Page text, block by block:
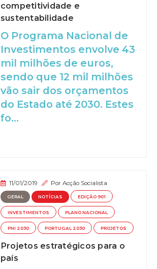
competitividade e
sustentabilidade
O Programa Nacional de
Investimentos envolve 43
mil milhões de euros,
sendo que 12 mil milhões
vão sair dos orçamentos
do Estado até 2030. Estes
fo...
11/01/2019 PorAcção Socialista
GERAL NOTÍCIAS EDIÇÃO 901
INVESTIMENTOS PLANO NACIONAL
PNI 2030 PORTUGAL 2030 PROJETOS
Projetos estratégicos para o
país